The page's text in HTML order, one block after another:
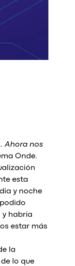
. Ahora nos
Onde.
esta
y noche
y habría
estar más
la
lo que